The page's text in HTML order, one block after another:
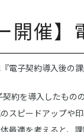
開催
電子契約導入後の
契約を導入したも
スピードアップや印
最適を考えると、